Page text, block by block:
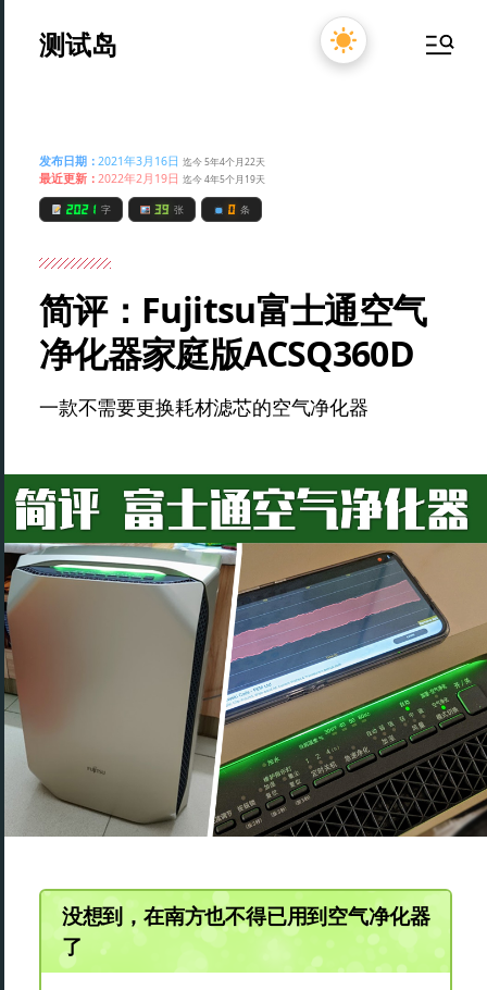
测试岛
发布日期：2021年3月16日 迄今 5年4个月22天
最近更新：2022年2月19日 迄今 4年5个月19天
2021 字 39 张 0 条
简评：Fujitsu富士通空气
净化器家庭版ACSQ360D
一款不需要更换耗材滤芯的空气净化器
没想到，在南方也不得已用到空气净化器
了